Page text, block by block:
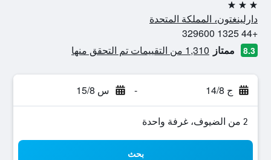
3 نجوم
دارلينغتون، المملكة المتحدة
+44 1325 329600
8.3 ممتاز 1,310 من التقييمات تم التحقق منها
ج 14/8 - س 15/8
2 من الضيوف، غرفة واحدة
بحث